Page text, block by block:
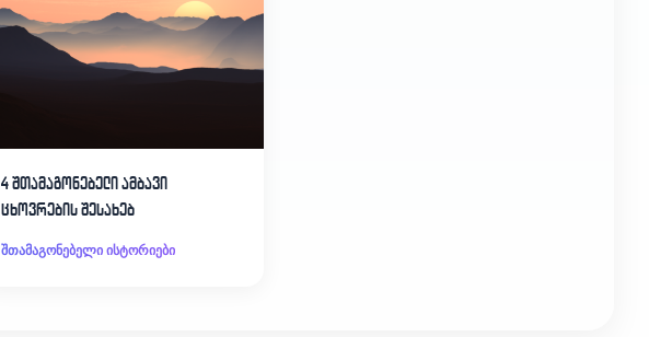
4 შთამაგონებელი ამბავი
ცხოვრების შესახებ
შთამაგონებელი ისტორიები